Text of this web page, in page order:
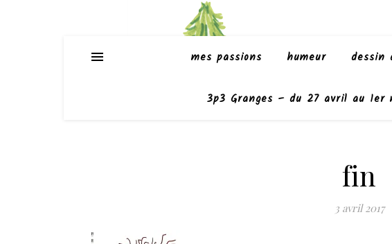
mes passions humeur dessin
3p3 Granges – du 27 avril au 1er
fin
3 avril 2017